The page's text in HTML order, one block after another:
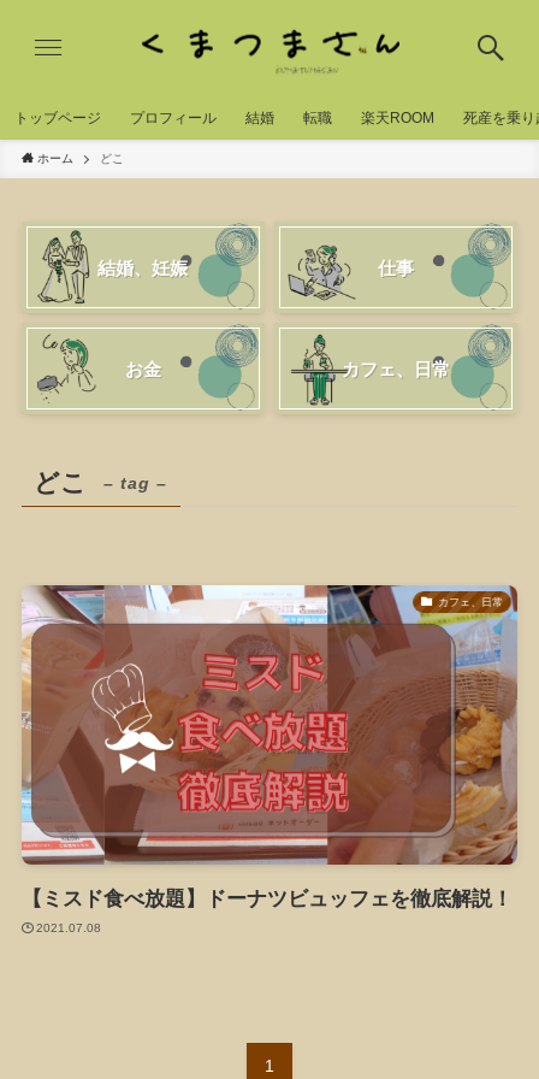
トッブページ プロフィール 結婚 転職 楽天ROOM 死産を乗り
ホーム どこ
結婚、妊娠 仕事
お金 カフェ、日常
どこ – tag –
カフェ、日常
【ミスド食べ放題】ドーナツビュッフェを徹底解説！
2021.07.08
1